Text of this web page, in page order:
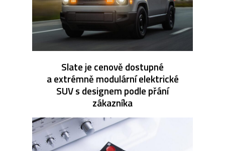
Slate je cenově dostupné
a extrémně modulární elektrické
SUV s designem podle přání
zákazníka